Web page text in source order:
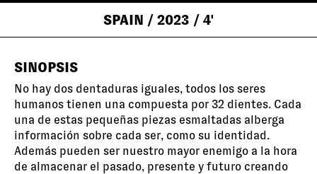
SPAIN / 2023 / 4'
SINOPSIS
No hay dos dentaduras iguales, todos los seres
humanos tienen una compuesta por 32 dientes. Cada
una de estas pequeñas piezas esmaltadas alberga
información sobre cada ser, como su identidad.
Además pueden ser nuestro mayor enemigo a la hora
de almacenar el pasado, presente y futuro creando